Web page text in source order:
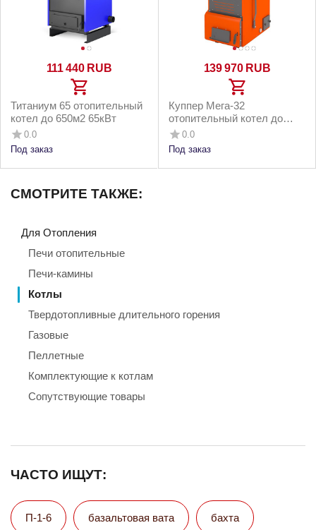
111 440 RUB
Титаниум 65 отопительный
котел до 650м2 65кВт
0.0
Под заказ
139 970 RUB
Куппер Мега-32
отопительный котел до
320м2 32кВт
0.0
Под заказ
СМОТРИТЕ ТАКЖЕ:
Для Отопления
Печи отопительные
Печи-камины
Котлы
Твердотопливные длительного горения
Газовые
Пеллетные
Комплектующие к котлам
Сопутствующие товары
ЧАСТО ИЩУТ:
П-1-6 базальтовая вата бахта